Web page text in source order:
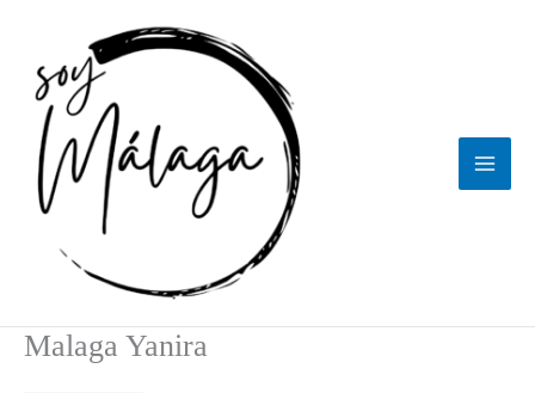
contenido
Malaga Yanira